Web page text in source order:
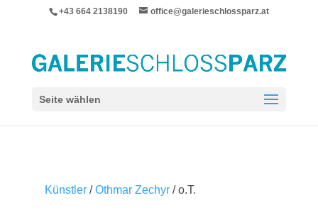
+43 664 2138190 office@galerieschlossparz.at
Seite wählen
Künstler/Othmar Zechyr/ o.T.